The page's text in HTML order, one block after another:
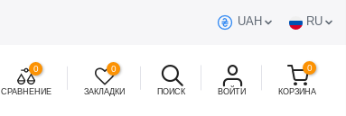
UAH RU
0
СРАВНЕНИЕ
0
ЗАКЛАДКИ ПОИСК ВОЙТИ
0
КОРЗИНА